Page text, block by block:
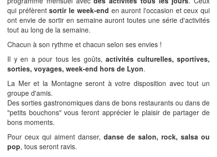
qui préfèrentsortir le week-end en auront l'occasion et ceux qui
ont envie de sortir en semaine auront toutes une série d'activités
tout au long de la semaine.
Chacun à son rythme et chacun selon ses envies !
Il y en a pour tous les goûts, activités culturelles, sportives,
sorties, voyages, week-end hors de Lyon.
La Mer et la Montagne seront à votre disposition avec tout un
groupe d'amis.
Des sorties gastronomiques dans de bons restaurants ou dans de
"petits bouchons" vous feront apprécier le plaisir de partager de
bons moments.
Pour ceux qui aiment danser, danse de salon, rock, salsa ou
pop, tous seront ravis.